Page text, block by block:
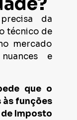
da
técnico de
mercado
e
que o
funções
Imposto